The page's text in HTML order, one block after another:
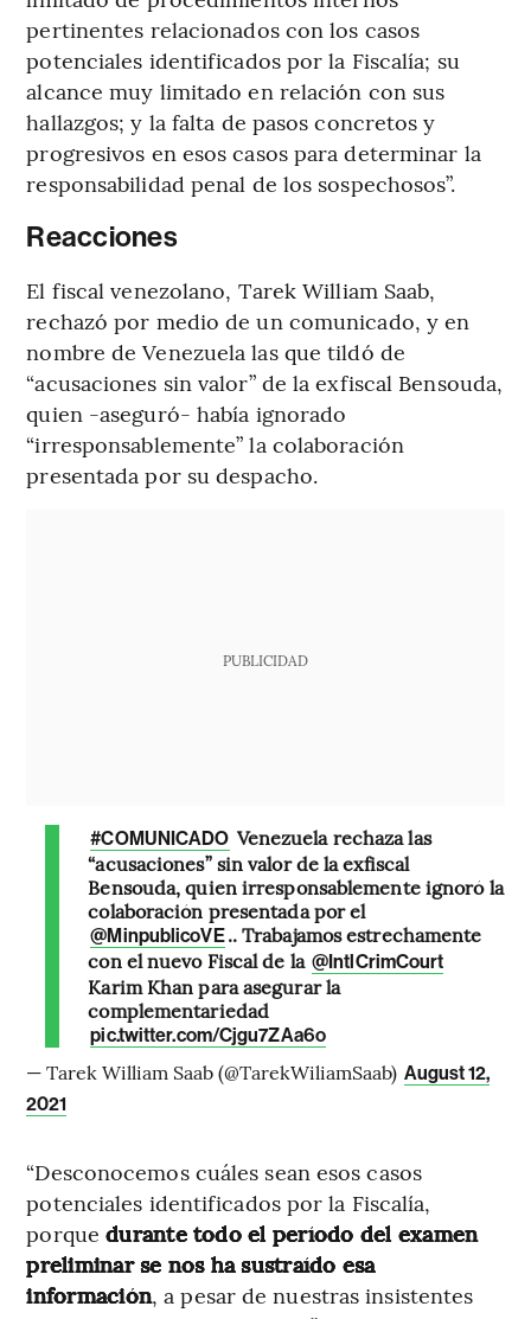
pertinentes relacionados con los casos
potenciales identificados por la Fiscalía; su
alcance muy limitado en relación con sus
hallazgos; y la falta de pasos concretos y
progresivos en esos casos para determinar la
responsabilidad penal de los sospechosos”.
Reacciones
El fiscal venezolano, Tarek William Saab,
rechazó por medio de un comunicado, y en
nombre de Venezuela las que tildó de
“acusaciones sin valor” de la exfiscal Bensouda,
quien -aseguró- había ignorado
“irresponsablemente” la colaboración
presentada por su despacho.
PUBLICIDAD
#COMUNICADO Venezuela rechaza las
“acusaciones” sin valor de la exfiscal
Bensouda, quien irresponsablemente ignoró la
colaboración presentada por el
@MinpublicoVE.. Trabajamos estrechamente
con el nuevo Fiscal de la @IntlCrimCourt
Karim Khan para asegurar la
complementariedad
pic.twitter.com/Cjgu7ZAa6o
— Tarek William Saab (@TarekWiliamSaab) August 12,
2021
“Desconocemos cuáles sean esos casos
potenciales identificados por la Fiscalía,
porquedurante todo el período del examen
preliminar se nos ha sustraído esa
información, a pesar de nuestras insistentes